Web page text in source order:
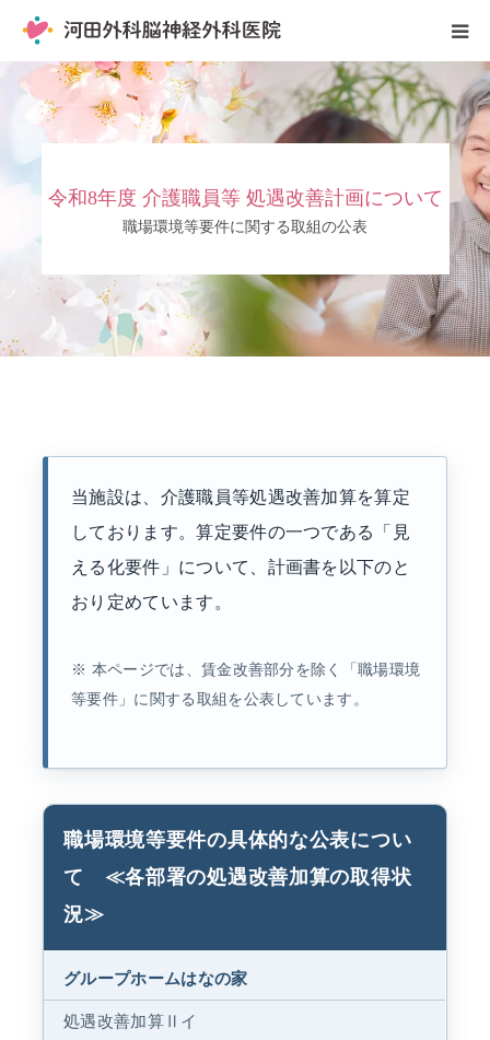
令和8年度 介護職員等 処遇改善計画について
職場環境等要件に関する取組の公表
当施設は、介護職員等処遇改善加算を算定
しております。算定要件の一つである「見
える化要件」について、計画書を以下のと
おり定めています。
※ 本ページでは、賃金改善部分を除く「職場環境
等要件」に関する取組を公表しています。
職場環境等要件の具体的な公表につい
て ≪各部署の処遇改善加算の取得状
況≫
グループホームはなの家
処遇改善加算Ⅱイ
診療案内
脳ドック
介護・福祉施設
採用情報